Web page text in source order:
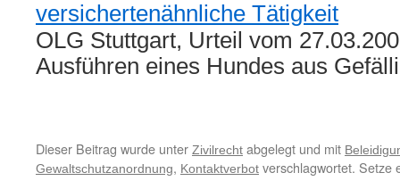
versichertenähnliche Tätigkeit
OLG Stuttgart, Urteil vom
Ausführen eines Hundes aus
Dieser Beitrag wurde unter Zivilrecht abgelegt und mit
Gewaltschutzanordnung, Kontaktverbot verschlagwortet. Setze